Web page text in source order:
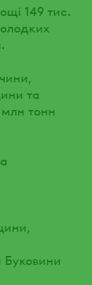
149 тис.
та
тонн